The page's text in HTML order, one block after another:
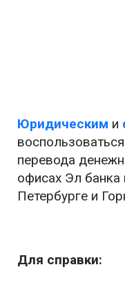
Юридическим и
перевода
офисах Эл банка
Петербурге и
Для справки: